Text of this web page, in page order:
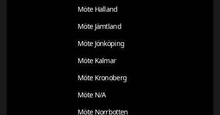
Möte Halland
Möte Jämtland
Möte Jönköping
Möte Kalmar
Möte Kronoberg
Möte N/A
Möte Norrbotten